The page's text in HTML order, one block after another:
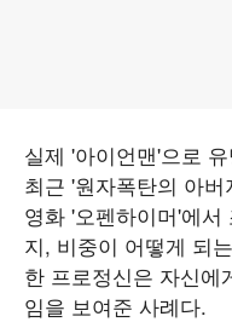
실제 '아이언맨'으로
최근 '원자폭탄의 아
영화 '오펜하이머'에
지, 비중이 어떻게 되
한 프로정신은 자신에
임을 보여준 사례다.